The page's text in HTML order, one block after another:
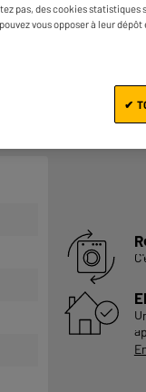
pas, des cookies statistiques
vous opposer à leur dépôt
✔